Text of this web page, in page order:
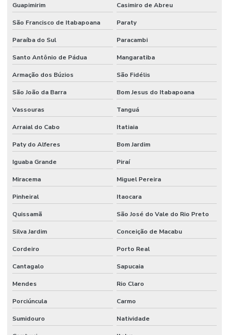
Serra fita larga
Serra fita para madeira
Serra fita para madeira grande
Serra fita para madeira industrial
Serra fita metal duro
Serra fita com vídea
Serra múltipla para madeira
Serra para refiladeira
Serra refiladeira valor
Serviço de afiação
Serviço de afiação de ferramentas
Serviço de laminação
Solda de fita
Solda de serra fita
Solda de topo
Guapimirim Casimiro de Abreu
São Francisco de Itabapoana Paraty
Paraíba do Sul Paracambi
Santo Antônio de Pádua Mangaratiba
Armação dos Búzios São Fidélis
São João da Barra Bom Jesus do Itabapoana
Vassouras Tanguá
Arraial do Cabo Itatiaia
Paty do Alferes Bom Jardim
Iguaba Grande Piraí
Miracema Miguel Pereira
Pinheiral Itaocara
Quissamã São José do Vale do Rio Preto
Silva Jardim Conceição de Macabu
Cordeiro Porto Real
Cantagalo Sapucaia
Mendes Rio Claro
Porciúncula Carmo
Sumidouro Natividade